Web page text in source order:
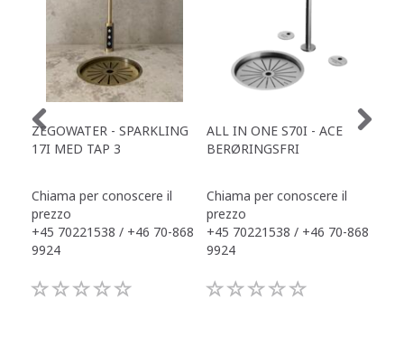
ZEGOWATER - SPARKLING
17I MED TAP 3
Chiama per conoscere il
prezzo
+45 70221538 / +46 70-868
9924
ALL IN ONE S70I - ACE
BERØRINGSFRI
Chiama per conoscere il
prezzo
+45 70221538 / +46 70-868
9924